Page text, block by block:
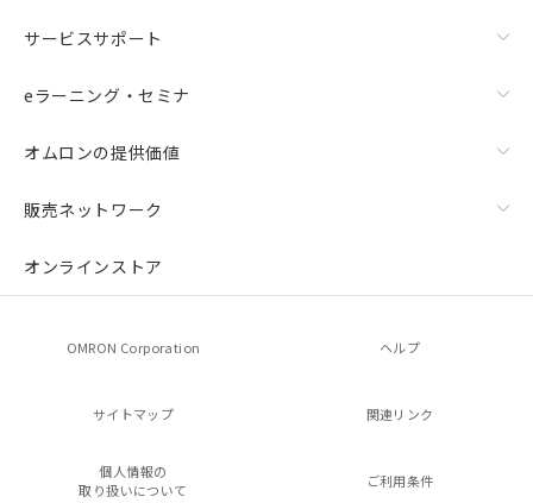
サービスサポート
eラーニング・セミナ
オムロンの提供価値
販売ネットワーク
オンラインストア
OMRON Corporation ヘルプ
サイトマップ 関連リンク
個人情報の
取り扱いについて
ご利用条件